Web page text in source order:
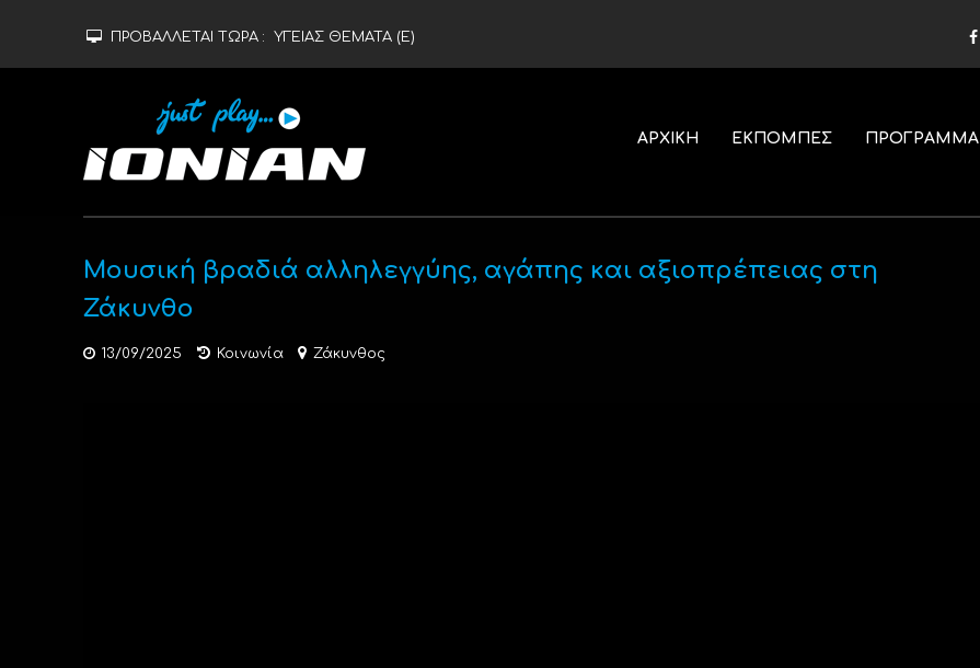
ΠΡΟΒΑΛΛΕΤΑΙ ΤΩΡΑ : ΥΓΕΙΑΣ ΘΕΜΑΤΑ (Ε)
ΑΡΧΙΚΗ ΕΚΠΟΜΠΕΣ ΠΡΟΓΡΑΜΜΑ
Μουσική βραδιά αλληλεγγύης, αγάπης και αξιοπρέπειας στη
Ζάκυνθο
13/09/2025 Κοινωνία Ζάκυνθος